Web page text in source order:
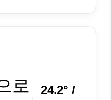
로
24.2° /